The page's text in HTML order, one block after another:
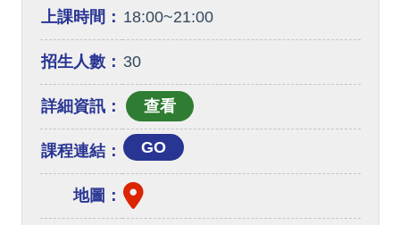
上課時間： 18:00~21:00
招生人數： 30
詳細資訊：
課程連結： GO
地圖：